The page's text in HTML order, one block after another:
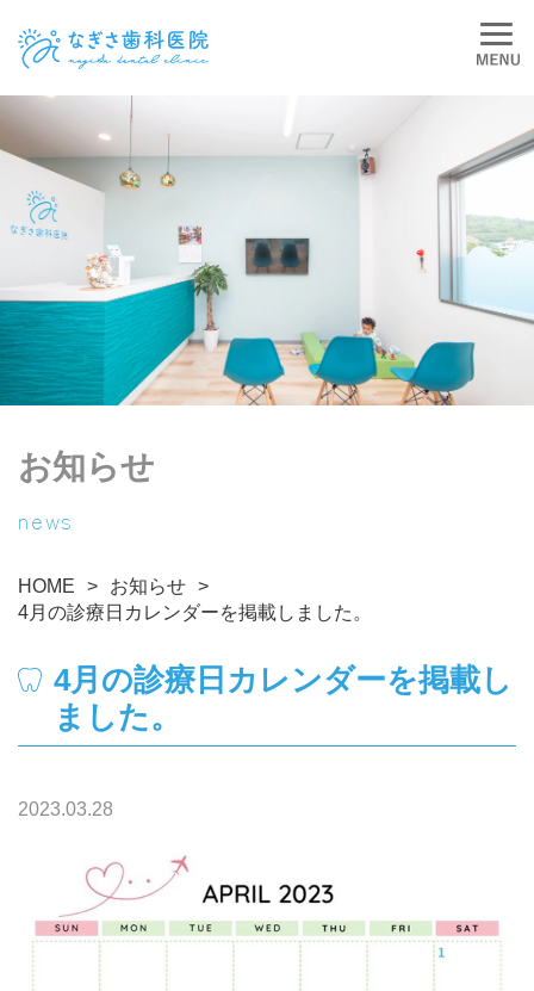
お知らせ
news
HOME
お知らせ
4月の診療日カレンダーを掲載しました。
4月の診療日カレンダーを掲載し
ました。
2023.03.28